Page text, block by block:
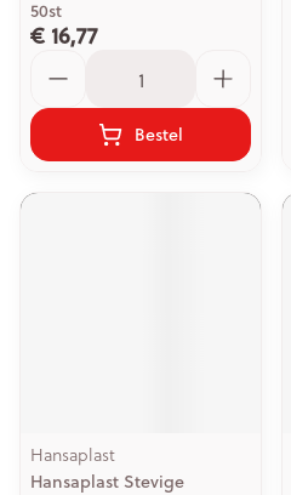
50st
€ 16,77
Bestel
Hansaplast
Hansaplast Stevige